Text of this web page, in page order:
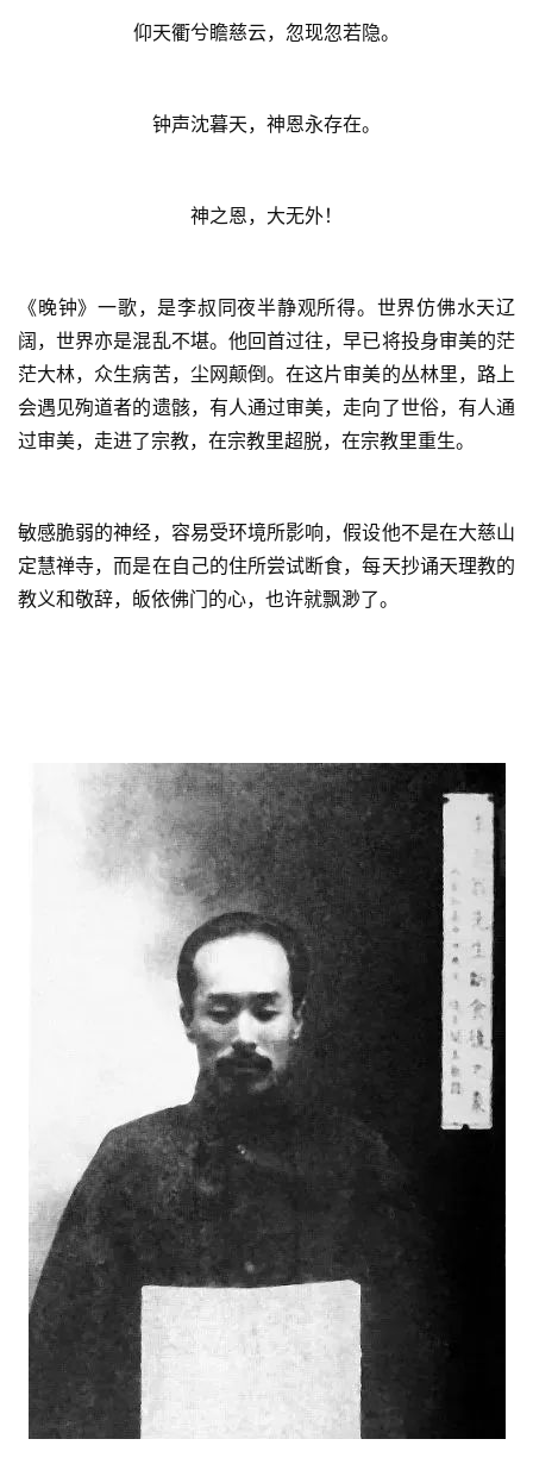
仰天衢兮瞻慈云，忽现忽若隐。
钟声沈暮天，神恩永存在。
神之恩，大无外！
《晚钟》一歌，是李叔同夜半静观所得。世界仿佛水天辽
阔，世界亦是混乱不堪。他回首过往，早已将投身审美的茫
茫大林，众生病苦，尘网颠倒。在这片审美的丛林里，路上
会遇见殉道者的遗骸，有人通过审美，走向了世俗，有人通
过审美，走进了宗教，在宗教里超脱，在宗教里重生。
敏感脆弱的神经，容易受环境所影响，假设他不是在大慈山
定慧禅寺，而是在自己的住所尝试断食，每天抄诵天理教的
教义和敬辞，皈依佛门的心，也许就飘渺了。